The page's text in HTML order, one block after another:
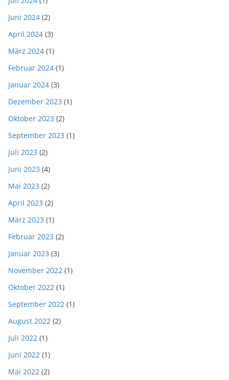
Juni 2024 (2)
April 2024 (3)
März 2024 (1)
Februar 2024 (1)
Januar 2024 (3)
Dezember 2023 (1)
Oktober 2023 (2)
September 2023 (1)
Juli 2023 (2)
Juni 2023 (4)
Mai 2023 (2)
April 2023 (2)
März 2023 (1)
Februar 2023 (2)
Januar 2023 (3)
November 2022 (1)
Oktober 2022 (1)
September 2022 (1)
August 2022 (2)
Juli 2022 (1)
Juni 2022 (1)
Mai 2022 (2)